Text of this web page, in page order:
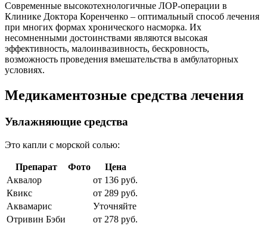
Современные высокотехнологичные ЛОР-операции в
Клинике Доктора Коренченко – оптимальный способ лечения
при многих формах хронического насморка. Их
несомненными достоинствами являются высокая
эффективность, малоинвазивность, бескровность,
возможность проведения вмешательства в амбулаторных
условиях.
Медикаментозные средства лечения
Увлажняющие средства
Это капли с морской солью:
Препарат Фото
Цена
Аквалор
от 136 руб.
Квикс
от 289 руб.
Аквамарис
Уточняйте
Отривин Бэби
от 278 руб.